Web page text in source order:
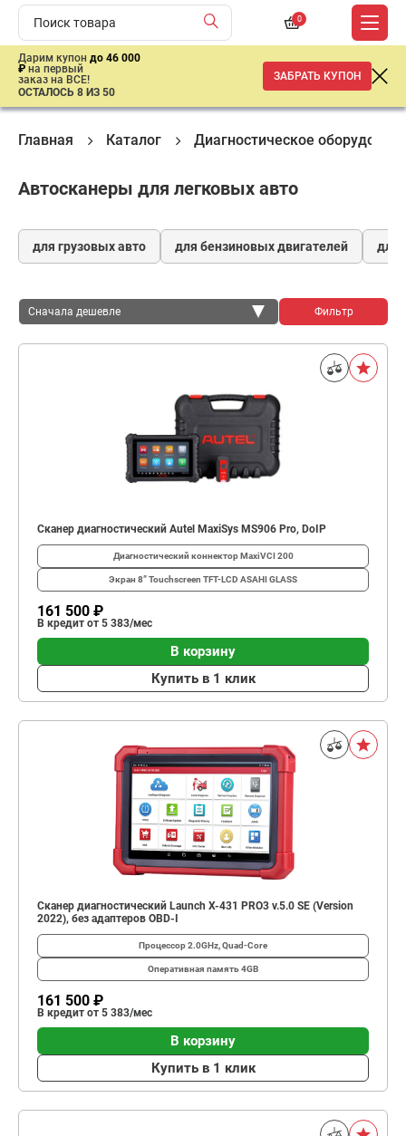
0
Дарим купон до 46 000
₽ на первый
заказ на ВСЕ!
ОСТАЛОСЬ 8 ИЗ 50
ЗАБРАТЬ КУПОН
Главная Каталог Диагностическое
Автосканеры для легковых авто
для грузовых авто для бензиновых двигателей для
Сначала дешевле
Сначала дешевле
Фильтр
Сканер диагностический Autel MaxiSys MS906 Pro, DoIP
Диагностический коннекторMaxiVCI 200
Экран 8” Touchscreen TFT-LCD ASAHI GLASS
161 500 ₽
В кредит от 5 383/мес
В корзину
Купить в 1 клик
Сканер диагностический Launch X-431 PRO3 v.5.0 SE (Version
2022), без адаптеров OBD-I
Процессор2.0GHz, Quad-Core
Оперативная память4GB
161 500 ₽
В кредит от 5 383/мес
В корзину
Купить в 1 клик